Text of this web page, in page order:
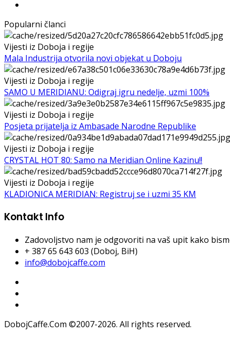
Popularni članci
Vijesti iz Doboja i regije
Mala Industrija otvorila novi objekat u Doboju
Vijesti iz Doboja i regije
SAMO U MERIDIANU: Odigraj igru nedelje, uzmi 100%
Vijesti iz Doboja i regije
Posjeta prijatelja iz Ambasade Narodne Republike
Vijesti iz Doboja i regije
CRYSTAL HOT 80: Samo na Meridian Online Kazinu!!
Vijesti iz Doboja i regije
KLADIONICA MERIDIAN: Registruj se i uzmi 35 KM
Kontakt Info
Zadovoljstvo nam je odgovoriti na vaš upit kako
+ 387 65 643 603 (Doboj, BiH)
info@dobojcaffe.com
DobojCaffe.Com ©2007-2026. All rights reserved.